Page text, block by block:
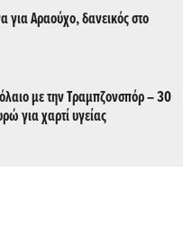
Αραούχο, δανεικός στο
με την Τραμπζονσπόρ – 30
για χαρτί υγείας